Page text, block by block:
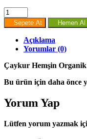
Sepete At Hemen Al
Açıklama
Yorumlar (0)
Çaykur Hemşin
Bu ürün için daha önce
Yorum Yap
Lütfen yorum yazmak